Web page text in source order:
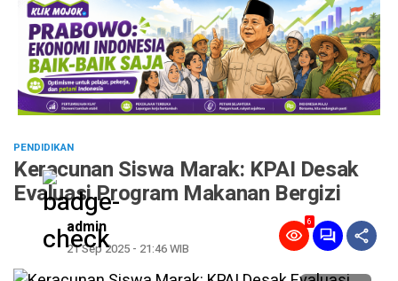
PENDIDIKAN
Keracunan Siswa Marak: KPAI Desak
Evaluasi Program Makanan Bergizi
admin
21 Sep 2025 - 21:46 WIB
6